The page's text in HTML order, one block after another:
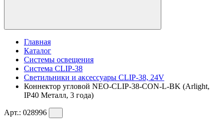
Главная
Каталог
Системы освещения
Система CLIP-38
Светильники и аксессуары CLIP-38, 24V
Коннектор угловой NEO-CLIP-38-CON-L-BK (Arlight,
IP40 Металл, 3 года)
Арт.: 028996